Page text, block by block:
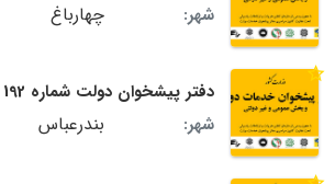
شهر:
چهارباغ
دفتر پیشخوان دولت شماره 192 شهرک پیامبر اعظم
شهر:
بندرعباس